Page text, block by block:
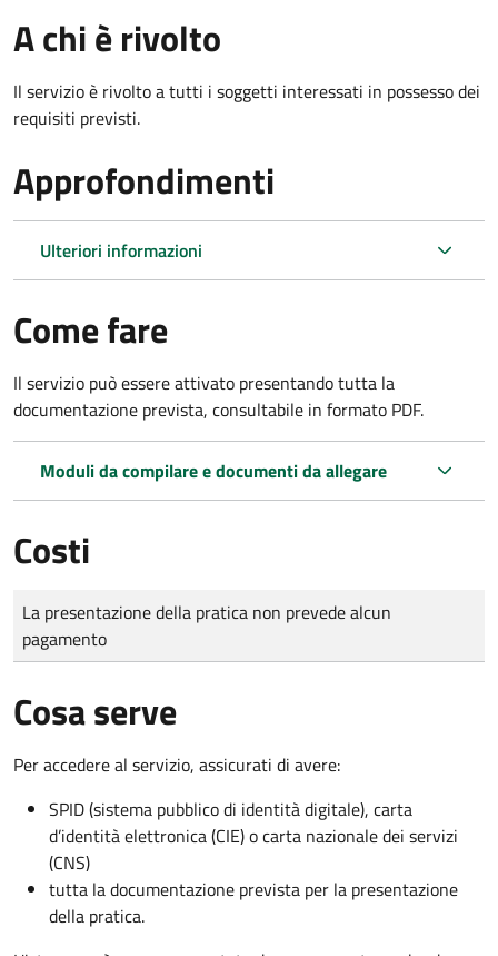
A chi è rivolto
Il servizio è rivolto a tutti i soggetti interessati in possesso dei
requisiti previsti.
Approfondimenti
Ulteriori informazioni
Come fare
Il servizio può essere attivato presentando tutta la
documentazione prevista, consultabile in formato PDF.
Moduli da compilare e documenti da allegare
Costi
Tipo di pagamento
Importo
La presentazione della pratica non prevede alcun
pagamento
Cosa serve
Per accedere al servizio, assicurati di avere:
SPID (sistema pubblico di identità digitale), carta
d’identità elettronica (CIE) o carta nazionale dei servizi
(CNS)
tutta la documentazione prevista per la presentazione
della pratica.